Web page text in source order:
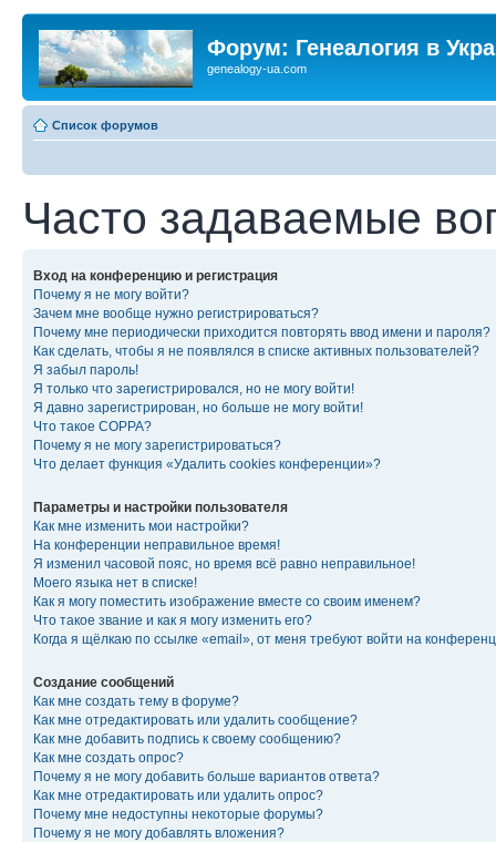
Форум: Генеалогия в
genealogy-ua.com
Список форумов
Часто задаваемые
Вход на конференцию и регистрация
Почему я не могу войти?
Зачем мне вообще нужно регистрироваться?
Почему мне периодически приходится повторять ввод имени и пароля?
Как сделать, чтобы я не появлялся в списке активных пользователей?
Я забыл пароль!
Я только что зарегистрировался, но не могу войти!
Я давно зарегистрирован, но больше не могу войти!
Что такое COPPA?
Почему я не могу зарегистрироваться?
Что делает функция «Удалить cookies конференции»?
Параметры и настройки пользователя
Как мне изменить мои настройки?
На конференции неправильное время!
Я изменил часовой пояс, но время всё равно неправильное!
Моего языка нет в списке!
Как я могу поместить изображение вместе со своим именем?
Что такое звание и как я могу изменить его?
Когда я щёлкаю по ссылке «email», от меня требуют войти на
Создание сообщений
Как мне создать тему в форуме?
Как мне отредактировать или удалить сообщение?
Как мне добавить подпись к своему сообщению?
Как мне создать опрос?
Почему я не могу добавить больше вариантов ответа?
Как мне отредактировать или удалить опрос?
Почему мне недоступны некоторые форумы?
Почему я не могу добавлять вложения?